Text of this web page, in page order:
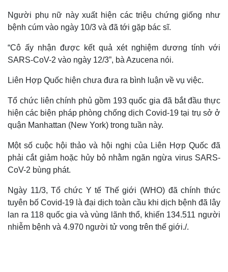
Người phụ nữ này xuất hiện các triệu chứng giống như
bệnh cúm vào ngày 10/3 và đã tới gặp bác sĩ.
“Cô ấy nhận được kết quả xét nghiệm dương tính với
SARS-CoV-2 vào ngày 12/3”, bà Azucena nói.
Liên Hợp Quốc hiện chưa đưa ra bình luận về vụ việc.
Tổ chức liên chính phủ gồm 193 quốc gia đã bắt đầu thực
hiện các biện pháp phòng chống dịch Covid-19 tại trụ sở ở
quận Manhattan (New York) trong tuần này.
Một số cuộc hội thảo và hội nghị của Liên Hợp Quốc đã
phải cắt giảm hoặc hủy bỏ nhằm ngăn ngừa virus SARS-
CoV-2 bùng phát.
Ngày 11/3, Tổ chức Y tế Thế giới (WHO) đã chính thức
tuyên bố Covid-19 là đại dịch toàn cầu khi dịch bệnh đã lây
lan ra 118 quốc gia và vùng lãnh thổ, khiến 134.511 người
nhiễm bệnh và 4.970 người tử vong trên thế giới./.